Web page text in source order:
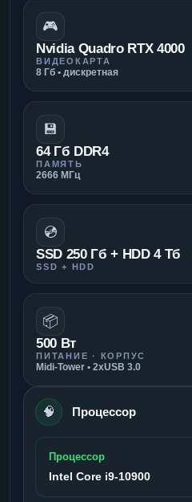
🎮
Nvidia Quadro RTX 4000
ВИДЕОКАРТА
8 Гб • дискретная
💾
64 Гб DDR4
ПАМЯТЬ
2666 МГц
💿
SSD 250 Гб + HDD 4 Тб
SSD + HDD
📦
500 Вт
ПИТАНИЕ · КОРПУС
Midi-Tower • 2xUSB 3.0
🧠 Процессор
Процессор
Intel Core i9-10900